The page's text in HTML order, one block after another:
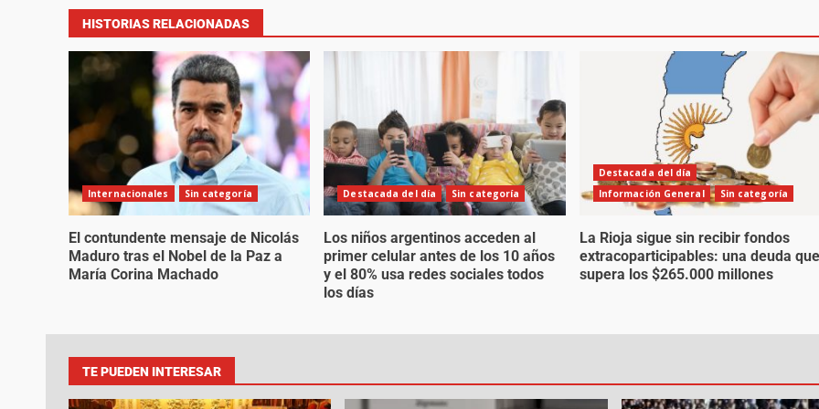
HISTORIAS RELACIONADAS
Internacionales Sin categoría
El contundente mensaje de Nicolás
Maduro tras el Nobel de la Paz a
María Corina Machado
Destacada del día Sin categoría
Los niños argentinos acceden al
primer celular antes de los 10 años
y el 80% usa redes sociales todos
los días
Destacada del día
Información General
Sin categoría
La Rioja sigue sin recibir fondos
extracoparticipables: una deuda que
supera los $265.000 millones
TE PUEDEN INTERESAR